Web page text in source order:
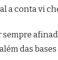
a conta vi
das